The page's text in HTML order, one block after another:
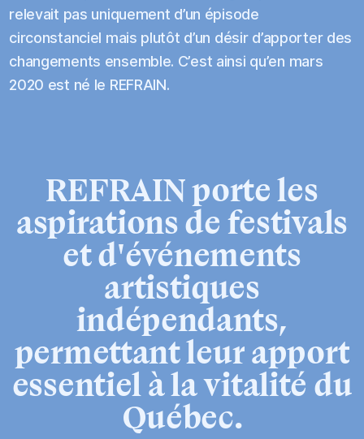
relevait pas uniquement d’un épisode
circonstanciel mais plutôt d’un désir d’apporter des
changements ensemble. C’est ainsi qu’en mars
2020 est né le REFRAIN.
REFRAINporteles
aspirationsde festivals
etd'événements
artistiques
indépendants,
permettantleurapport
essentielàlavitalité du
Québec.